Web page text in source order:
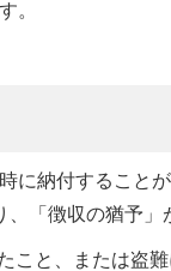
。
に納付すること
「徴収の猶予」
こと、または盗